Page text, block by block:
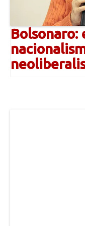
Bolsonaro: